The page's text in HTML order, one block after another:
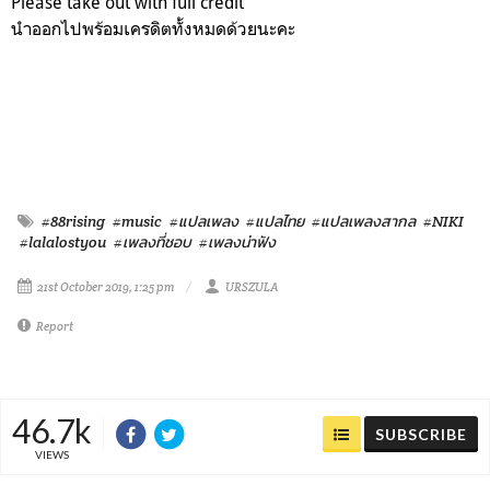
นำออกไปพร้อมเครดิตทั้งหมดด้วยนะคะ
#88rising #music #แปลเพลง #แปลไทย #แปลเพลงสากล #NIKI
#lalalostyou #เพลงที่ชอบ #เพลงน่าฟัง
21st October 2019, 1:25 pm URSZULA
Report
46.7k
VIEWS
SUBSCRIBE